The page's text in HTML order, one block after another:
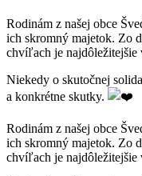
Rodinám z našej obce
ich skromný majetok. Zo
chvíľach je najdôležitejšie
Niekedy o skutočnej
a konkrétne skutky.
Rodinám z našej obce
ich skromný majetok. Zo
chvíľach je najdôležitejšie